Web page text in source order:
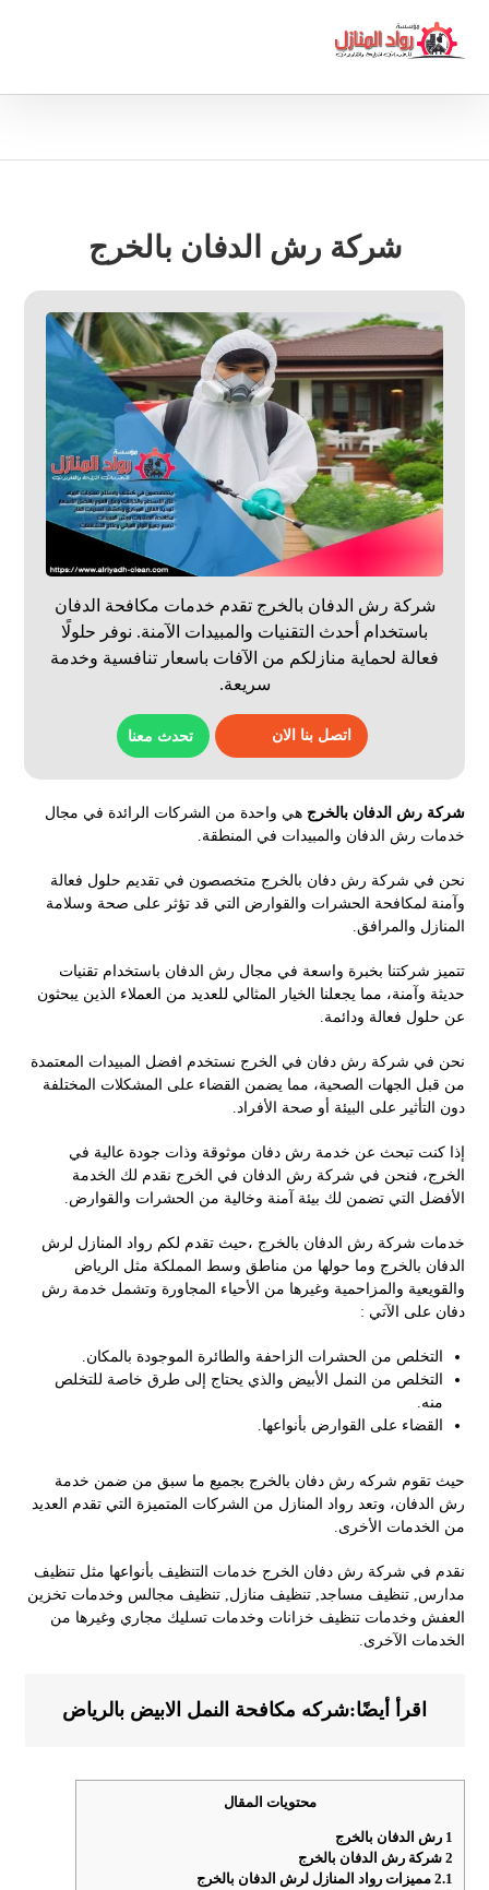
شركة رش الدفان بالخرج
شركة رش الدفان بالخرج تقدم خدمات مكافحة الدفان
باستخدام أحدث التقنيات والمبيدات الآمنة. نوفر حلولًا
فعالة لحماية منازلكم من الآفات باسعار تنافسية وخدمة
سريعة.
اتصل بنا الان تحدث معنا
شركة رش الدفان بالخرج هي واحدة من الشركات الرائدة في مجال
خدمات رش الدفان والمبيدات في المنطقة.
نحن في شركة رش دفان بالخرج متخصصون في تقديم حلول فعالة
وآمنة لمكافحة الحشرات والقوارض التي قد تؤثر على صحة وسلامة
المنازل والمرافق.
تتميز شركتنا بخبرة واسعة في مجال رش الدفان باستخدام تقنيات
حديثة وآمنة، مما يجعلنا الخيار المثالي للعديد من العملاء الذين يبحثون
عن حلول فعالة ودائمة.
نحن في شركة رش دفان في الخرج نستخدم افضل المبيدات المعتمدة
من قبل الجهات الصحية، مما يضمن القضاء على المشكلات المختلفة
دون التأثير على البيئة أو صحة الأفراد.
إذا كنت تبحث عن خدمة رش دفان موثوقة وذات جودة عالية في
الخرج، فنحن في شركة رش الدفان في الخرج نقدم لك الخدمة
الأفضل التي تضمن لك بيئة آمنة وخالية من الحشرات والقوارض.
خدمات شركة رش الدفان بالخرج ،حيث تقدم لكم رواد المنازل لرش
الدفان بالخرج وما حولها من مناطق وسط المملكة مثل الرياض
والقويعية والمزاحمية وغيرها من الأحياء المجاورة وتشمل خدمة رش
دفان على الآتي :
التخلص من الحشرات الزاحفة والطائرة الموجودة بالمكان.
التخلص من النمل الأبيض والذي يحتاج إلى طرق خاصة للتخلص
منه.
القضاء على القوارض بأنواعها.
حيث تقوم شركه رش دفان بالخرج بجميع ما سبق من ضمن خدمة
رش الدفان، وتعد رواد المنازل من الشركات المتميزة التي تقدم العديد
من الخدمات الأخرى.
نقدم في شركة رش دفان الخرج خدمات التنظيف بأنواعها مثل تنظيف
مدارس, تنظيف مساجد, تنظيف منازل, تنظيف مجالس وخدمات تخزين
العفش وخدمات تنظيف خزانات وخدمات تسليك مجاري وغيرها من
الخدمات الآخرى.
اقرأ أيضًا:شركه مكافحة النمل الابيض بالرياض
محتويات المقال
1 رش الدفان بالخرج
2 شركة رش الدفان بالخرج
2.1 مميزات رواد المنازل لرش الدفان بالخرج